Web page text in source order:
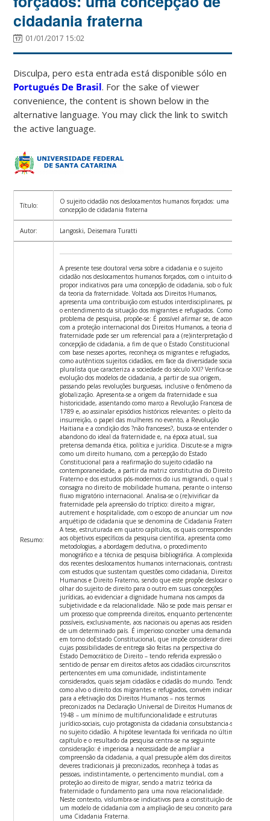
cidadania fraterna
01/01/2017 15:02
Disculpa, pero esta entrada está disponible sólo en
Portugués De Brasil. For the sake of viewer
convenience, the content is shown below in the
alternative language. You may click the link to switch
the active language.
Título:
O sujeito cidadão nos deslocamentos humanos forçados: uma
concepção de cidadania fraterna
Autor: Langoski, Deisemara Turatti
Resumo:
A presente tese doutoral versa sobre a cidadania e o sujeito
cidadão nos deslocamentos humanos forçados, com o intuito de
propor indicativos para uma concepção de cidadania, sob o fulcro
da teoria da fraternidade. Voltada aos Direitos Humanos,
apresenta uma contribuição com estudos interdisciplinares, para
o entendimento da situação dos migrantes e refugiados. Como
problema de pesquisa, propõe-se: É possível afirmar se, de acordo
com a proteção internacional dos Direitos Humanos, a teoria da
fraternidade pode ser um referencial para a (re)interpretação da
concepção de cidadania, a fim de que o Estado Constitucional
com base nesses aportes, reconheça os migrantes e refugiados,
como autênticos sujeitos cidadãos, em face da diversidade social e
pluralista que caracteriza a sociedade do século XXI? Verifica-se a
evolução dos modelos de cidadania, a partir de sua origem,
passando pelas revoluções burguesas, inclusive o fenômeno da
globalização. Apresenta-se a origem da fraternidade e sua
historicidade, assentando como marco a Revolução Francesa de
1789 e, ao assinalar episódios históricos relevantes: o pleito da
insurreição, o papel das mulheres no evento, a Revolução
Haitiana e a condição dos ?não franceses?, busca-se entender o
abandono do ideal da fraternidade e, na época atual, sua
pretensa demanda ética, política e jurídica. Discute-se a migração
como um direito humano, com a percepção do Estado
Constitucional para a reafirmação do sujeito cidadão na
contemporaneidade, a partir da matriz constitutiva do Direito
Fraterno e dos estudos pós-modernos do ius migrandi, o qual se
consagra no direito de mobilidade humana, perante o intenso
fluxo migratório internacional. Analisa-se o (re)vivificar da
fraternidade pela apreensão do tríptico: direito a migrar,
autrement e hospitalidade, com o escopo de anunciar um novo
arquétipo de cidadania que se denomina de Cidadania Fraterna.
A tese, estruturada em quatro capítulos, os quais correspondem
aos objetivos específicos da pesquisa científica, apresenta como
metodologias, a abordagem dedutiva, o procedimento
monográfico e a técnica de pesquisa bibliográfica. A complexidade
dos recentes deslocamentos humanos internacionais, contrastam
com estudos que sustentam questões como cidadania, Direitos
Humanos e Direito Fraterno, sendo que este propõe deslocar o
olhar do sujeito de direito para o outro em suas concepções
jurídicas, ao evidenciar a dignidade humana nos campos da
subjetividade e da relacionalidade. Não se pode mais pensar em
um processo que compreenda direitos, enquanto pertencentes e
possíveis, exclusivamente, aos nacionais ou apenas aos residentes
de um determinado país. É imperioso conceber uma demanda
em torno doEstado Constitucional, que impõe considerar direitos
cujas possibilidades de entrega são feitas na perspectiva do
Estado Democrático de Direito – tendo referida expressão o
sentido de pensar em direitos afetos aos cidadãos circunscritos e
pertencentes em uma comunidade, indistintamente
considerados, quais sejam cidadãos e cidadãs do mundo. Tendo
como alvo o direito dos migrantes e refugiados, convém indicar
para a efetivação dos Direitos Humanos – nos termos
preconizados na Declaração Universal de Direitos Humanos de
1948 – um mínimo de multifuncionalidade e estruturas
jurídico-sociais, cujo protagonista da cidadania consubstancia-se
no sujeito cidadão. A hipótese levantada foi verificada no último
capítulo e o resultado da pesquisa centra-se na seguinte
consideração: é imperiosa a necessidade de ampliar a
compreensão da cidadania, a qual pressupõe além dos direitos e
deveres tradicionais já preconizados, reconheça à todas as
pessoas, indistintamente, o pertencimento mundial, com a
proteção ao direito de migrar, sendo a matriz teórica da
fraternidade o fundamento para uma nova relacionalidade.
Neste contexto, vislumbra-se indicativos para a constituição de
um modelo de cidadania com a ampliação de seu conceito para
uma Cidadania Fraterna.